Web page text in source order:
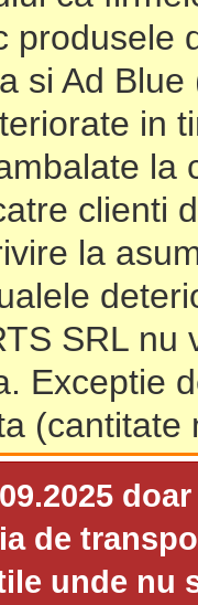
produsele
si Ad
in
la
clienti
la
SRL
Exceptie
(cantitate
de
unde nu